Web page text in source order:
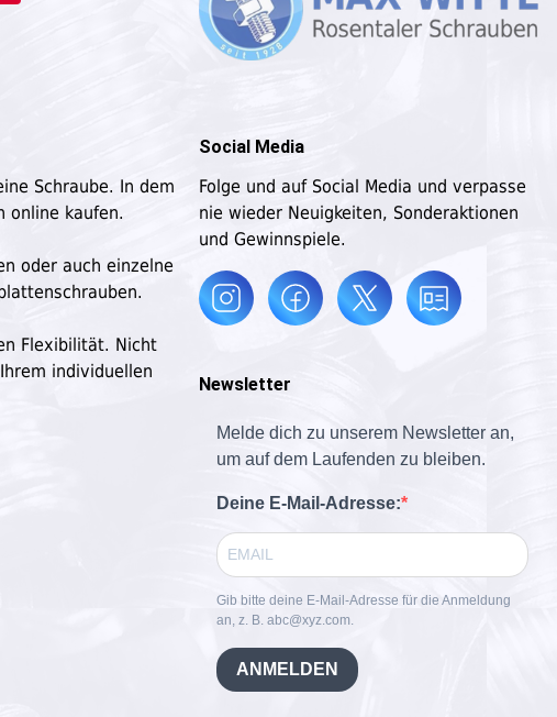
Schraube. In dem
online kaufen.
oder auch einzelne
Flexibilität. Nicht
individuellen
Social Media
Folge und auf Social Media und verpasse
nie wieder Neuigkeiten, Sonderaktionen
und Gewinnspiele.
Newsletter
Melde dich zu unserem Newsletter an,
um auf dem Laufenden zu bleiben.
Deine E-Mail-Adresse:
Gib bitte deine E-Mail-Adresse für die Anmeldung
an, z. B. abc@xyz.com.
ANMELDEN